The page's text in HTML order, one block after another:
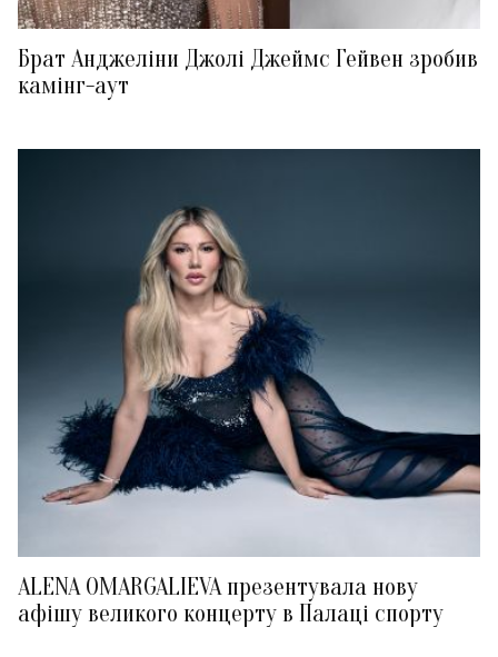
Брат Анджеліни Джолі Джеймс Гейвен зробив
камінг-аут
ALENA OMARGALIEVA презентувала нову
афішу великого концерту в Палаці спорту